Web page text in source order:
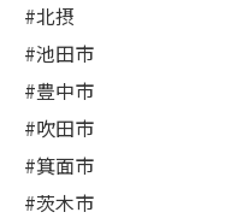
#北摂
#池田市
#豊中市
#吹田市
#箕面市
#茨木市